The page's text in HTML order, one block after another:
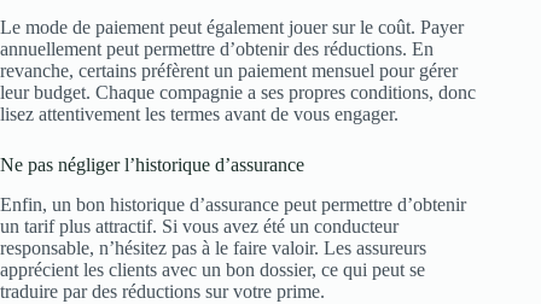
Le mode de paiement peut également jouer sur le coût. Payer
annuellement peut permettre d’obtenir des réductions. En
revanche, certains préfèrent un paiement mensuel pour gérer
leur budget. Chaque compagnie a ses propres conditions, donc
lisez attentivement les termes avant de vous engager.
Ne pas négliger l’historique d’assurance
Enfin, un bon historique d’assurance peut permettre d’obtenir
un tarif plus attractif. Si vous avez été un conducteur
responsable, n’hésitez pas à le faire valoir. Les assureurs
apprécient les clients avec un bon dossier, ce qui peut se
traduire par des réductions sur votre prime.